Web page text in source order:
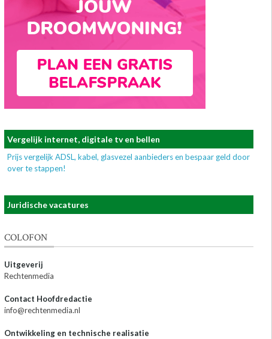
Vergelijk internet, digitale tv en bellen
Prijs vergelijk ADSL, kabel, glasvezel aanbieders en bespaar geld door
over te stappen!
Juridische vacatures
COLOFON
Uitgeverij
Rechtenmedia
Contact Hoofdredactie
info@rechtenmedia.nl
Ontwikkeling en technische realisatie